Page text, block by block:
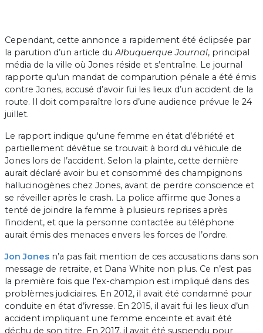
Cependant, cette annonce a rapidement été éclipsée par
la parution d’un article duAlbuquerque Journal, principal
média de la ville où Jones réside et s’entraîne. Le journal
rapporte qu’un mandat de comparution pénale a été émis
contre Jones, accusé d’avoir fui les lieux d’un accident de la
route. Il doit comparaître lors d’une audience prévue le 24
juillet.
Le rapport indique qu'une femme en état d’ébriété et
partiellement dévêtue se trouvait à bord du véhicule de
Jones lors de l’accident. Selon la plainte, cette dernière
aurait déclaré avoir bu et consommé des champignons
hallucinogènes chez Jones, avant de perdre conscience et
se réveiller après le crash. La police affirme que Jones a
tenté de joindre la femme à plusieurs reprises après
l’incident, et que la personne contactée au téléphone
aurait émis des menaces envers les forces de l’ordre.
Jon Jones n’a pas fait mention de ces accusations dans son
message de retraite, et Dana White non plus. Ce n’est pas
la première fois que l’ex-champion est impliqué dans des
problèmes judiciaires. En 2012, il avait été condamné pour
conduite en état d’ivresse. En 2015, il avait fui les lieux d’un
accident impliquant une femme enceinte et avait été
déchu de son titre. En 2017, il avait été suspendu pour